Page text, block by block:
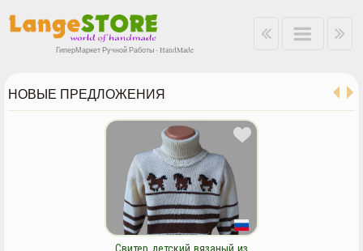
ГиперМаркет Ручной Работы - HandMade
НОВЫЕ ПРЕДЛОЖЕНИЯ